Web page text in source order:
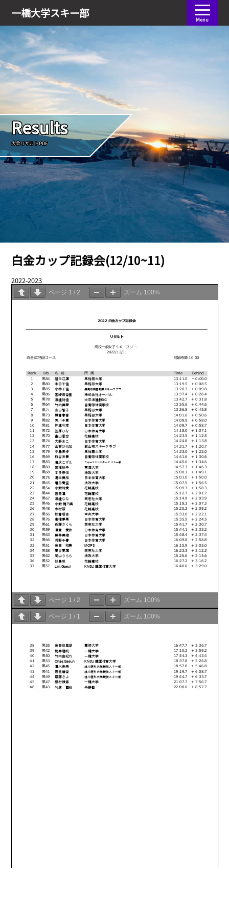
一橋大学スキー部 Menu
会員ログイン
Results
大会リザルトPDF
白金カップ記録会(12/10~11)
2022-2023
ページ 1 /2 ズーム 100%
ページ 1 /2 ズーム 100%
ページ 1 / 1 ズーム 100%